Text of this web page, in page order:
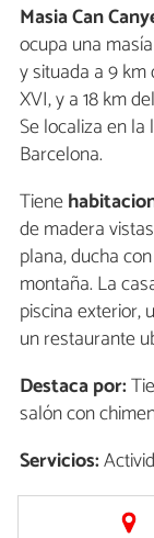
Masia Can
ocupa una
y situada a 9 km
XVI, y a 18 km
Se localiza en
Barcelona.
Tiene
de madera
plana, ducha
montaña. La
piscina exterior,
un restaurante
Destaca por:
salón con
Servicios: